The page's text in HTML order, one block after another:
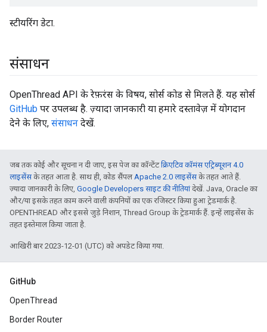
स्टीयरिंग डेटा.
संसाधन
OpenThread API के रेफ़रंस के विषय, सोर्स कोड से मिलते हैं. यह सोर्स
GitHub पर उपलब्ध है. ज़्यादा जानकारी या हमारे दस्तावेज़ में योगदान
देने के लिए, संसाधन देखें.
जब तक कोई और सूचना न दी जाए, इस पेज का कॉन्टेंटक्रिएटिव कॉमंस एट्रिब्यूशन 4.0
लाइसेंसके तहत आता है. साथ ही, कोड सैंपलApache 2.0 लाइसेंसके तहत आते हैं.
ज़्यादा जानकारी के लिए, Google Developers साइट की नीतियांदेखें. Java, Oracle का
और/या इसके तहत काम करने वाली कंपनियों का एक रजिस्टर किया हुआ ट्रेडमार्क है.
OPENTHREAD और इससे जुड़े निशान, Thread Group के ट्रेडमार्क हैं. इन्हें लाइसेंस के
तहत इस्तेमाल किया जाता है.
आखिरी बार 2023-12-01 (UTC) को अपडेट किया गया.
GitHub
OpenThread
Border Router